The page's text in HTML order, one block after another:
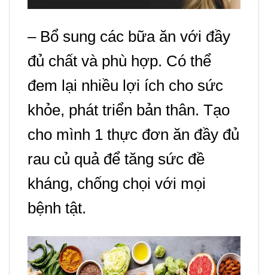
– Bổ sung các bữa ăn với đầy
đủ chất và phù hợp. Có thể
đem lại nhiều lợi ích cho sức
khỏe, phát triển bản thân. Tạo
cho mình 1 thực đơn ăn đầy đủ
rau củ quả để tăng sức đề
kháng, chống chọi với mọi
bệnh tật.